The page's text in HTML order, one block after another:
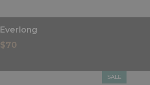
Everlong
$70
SALE